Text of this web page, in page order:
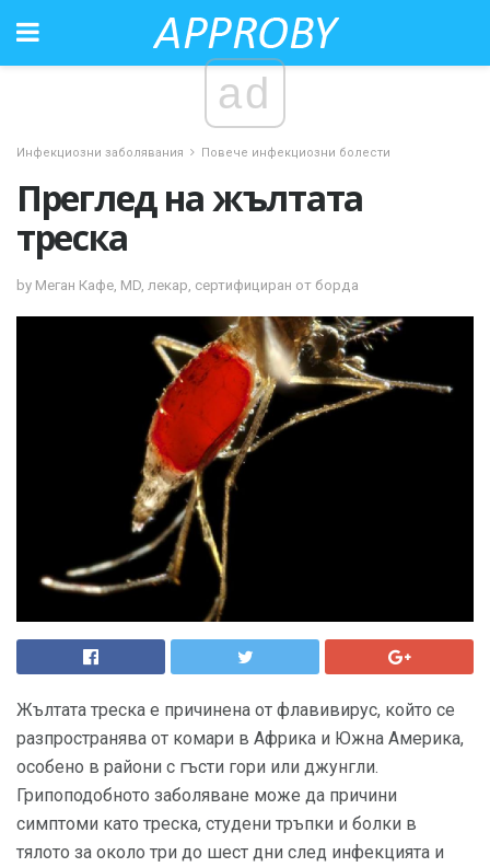
ad
Инфекциозни заболявания Повече инфекциозни болести
Преглед на жълтата
треска
by Меган Кафе, MD, лекар, сертифициран от борда
Жълтата треска е причинена от флавивирус, който се
разпространява от комари в Африка и Южна Америка,
особено в райони с гъсти гори или джунгли.
Грипоподобното заболяване може да причини
симптоми като треска, студени тръпки и болки в
тялото за около три до шест дни след инфекцията и